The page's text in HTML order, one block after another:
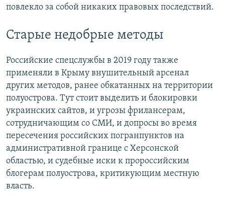
повлекло за собой никаких правовых последствий.
Старые недобрые методы
Российские спецслужбы в 2019 году также
применяли в Крыму внушительный арсенал
других методов, ранее обкатанных на территории
полуострова. Тут стоит выделить и блокировки
украинских сайтов, и угрозы фрилансерам,
сотрудничающим со СМИ, и допросы во время
пересечения российских погранпунктов на
административной границе с Херсонской
областью, и судебные иски к пророссийским
блогерам полуострова, критикующим местную
власть.